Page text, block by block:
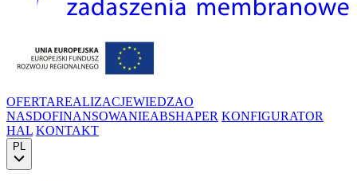
OFERTAREALIZACJEWIEDZAO
NASDOFINANSOWANIEABSHAPER KONFIGURATOR
HAL KONTAKT
PL